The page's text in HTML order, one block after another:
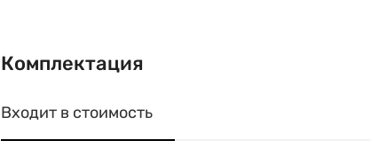
Комплектация
Входит в стоимость